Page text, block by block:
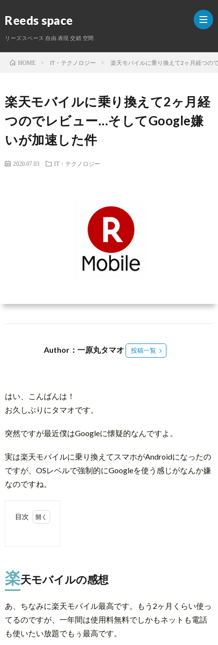
Reeds space
リーズスペース 自由 表現 交錯 空間
ー
ム
ラ
イ
バ
HOME IT・テクノロジー 楽天モバイルに乗り換えて2ヶ月経つの
楽天モバイルに乗り換えて2ヶ月経
つのでレビュー…そしてGoogle嫌
いが加速した件
2020.07.03 IT・テクノロジー
Author：一原丸タマオ 投稿一覧
はい、こんばんは！
お久しぶりにタマオです。
突然ですが最近僕はGoogleに懐疑的なんですよ。
実は楽天モバイルに乗り換えてスマホがAndroidになったの
ですが、OSレベルで強制的にGoogleを使う感じがなんか嫌
なのですね。
目次
楽
モ
バ
イ
ル
の
感
想
楽天モバイルの感想
あ、ちなみに楽天モバイル最高です。もう2ヶ月くらい使っ
てるのですが、一年間は使用料無料でしかもネットも電話
も使いたい放題でもぅ最高です。